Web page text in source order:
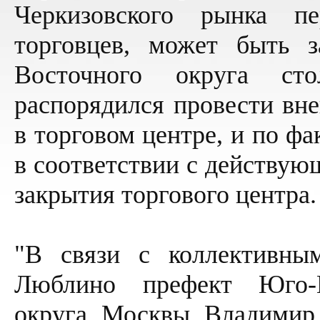
Черкизовского рынка
торговцев, может быть
Восточного округа
распорядился провести
в торговом центре, и по
в соответствии с
закрытия торгового
"В связи с
Люблино префект Юго-
округа Москвы